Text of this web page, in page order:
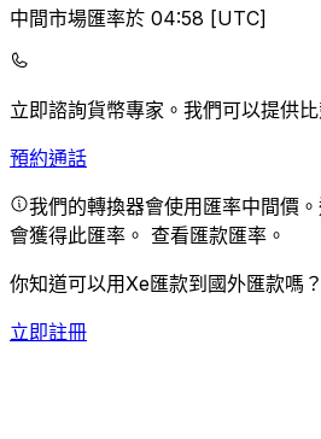
中間市場匯率於 04:58 [UTC]
立即諮詢貨幣專家。 我們可以提供
預約通話
我們的轉換器會使用匯率中間價
會獲得此匯率。 查看匯款匯率。
你知道可以用Xe匯款到國外匯款嗎？
立即註冊